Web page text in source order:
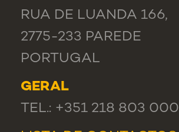
RUA DE LUANDA 166,
2775-233 PAREDE
PORTUGAL
GERAL
TEL.: +351 218 803 000